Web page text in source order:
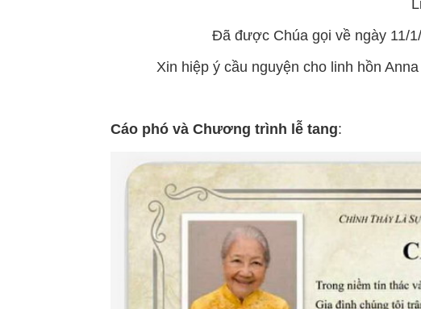
Đã được Chúa gọi về ngày 11/
Xin hiệp ý cầu nguyện cho linh hồn
Cáo phó và Chương trình lễ tang: